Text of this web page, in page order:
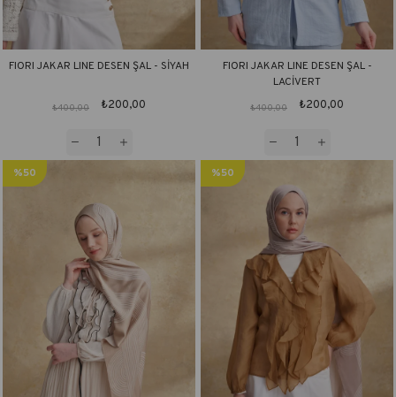
FIORI JAKAR LINE DESEN ŞAL - SİYAH
₺200,00
₺400,00
FIORI JAKAR LINE DESEN ŞAL -
LACİVERT
₺200,00
₺400,00
%50
%50